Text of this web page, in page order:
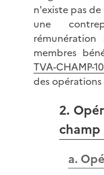
n'existe pas
une
membres
TVA-CHAMP-
des
2.
a.